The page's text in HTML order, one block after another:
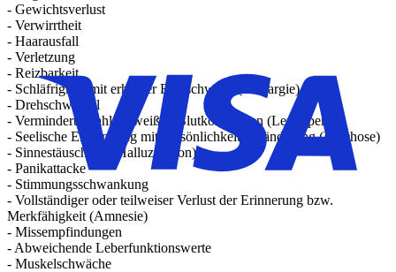
- Gewichtsverlust
- Verwirrtheit
- Haarausfall
- Verletzung
- Reizbarkeit
- Schläfrigkeit mit erhöhter Reizschwelle (Lethargie)
- Drehschwindel
- Verminderte Zahl an weißen Blutkörperchen (Leukopenie)
- Seelische Erkrankung mit Persönlichkeitsveränderung (Psychose)
- Sinnestäuschung (Halluzination)
- Panikattacke
- Stimmungsschwankung
- Vollständiger oder teilweiser Verlust der Erinnerung bzw.
Merkfähigkeit (Amnesie)
- Missempfindungen
- Abweichende Leberfunktionswerte
- Muskelschwäche